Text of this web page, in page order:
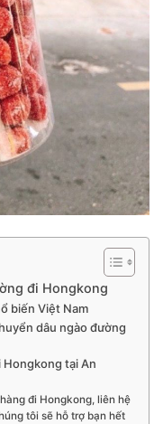
đi Hongkong
biến Việt Nam
dâu ngào đường
tại An
đi Hongkong, liên hệ
tôi sẽ hỗ trợ bạn hết